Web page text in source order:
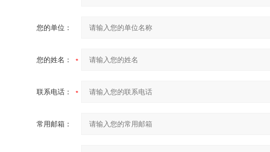
您的单位：
您的姓名：
联系电话：
常用邮箱：